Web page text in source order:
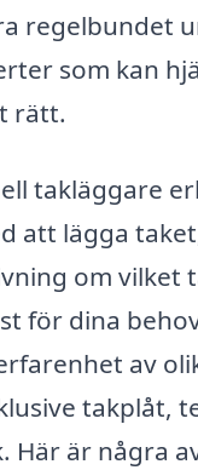
regelbundet
som kan
rätt.
takläggare
att lägga
om vilket
för dina
av
takplåt,
Här är några